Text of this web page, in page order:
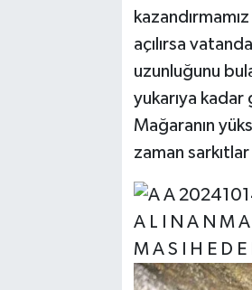
açılırsa
uzunluğunu
yukarıya
Mağaranın
zaman